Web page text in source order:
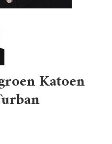
Katoen